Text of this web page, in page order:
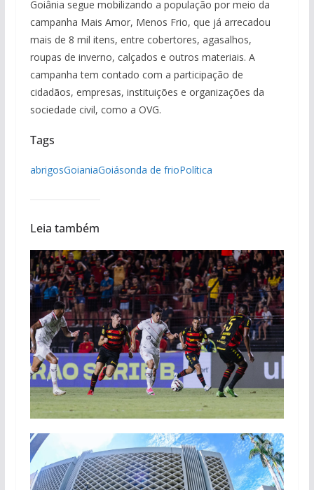
Goiânia segue mobilizando a população por meio da
campanha Mais Amor, Menos Frio, que já arrecadou
mais de 8 mil itens, entre cobertores, agasalhos,
roupas de inverno, calçados e outros materiais. A
campanha tem contado com a participação de
cidadãos, empresas, instituições e organizações da
sociedade civil, como a OVG.
Tags
abrigosGoianiaGoiásonda de frioPolítica
Leia também